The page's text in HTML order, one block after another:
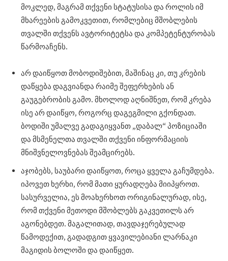
მოკლედ, მაგრამ თქვენი სტატუსისა და როლის იმ
მხარეების გამოკვეთით, რომლებიც მშობლების
თვალში თქვენს ავტორიტეტსა და კომპეტენტურობას
წარმოაჩენს.
არ დაიწყოთ მობოდიშებით, მაშინაც კი, თუ კრების
დაწყება დაგვიანდა რაიმე შეფერხების ან
გაუგებრობის გამო. მხოლოდ აღნიშნეთ, რომ კრება
ისე არ დაიწყო, როგორც დაგეგმილი გქონდათ.
ბოდიში უმალვე გადაგიყვანთ „დაბალ“ პოზიციაში
და მსმენელთა თვალში თქვენი ინფორმაციის
მნიშვნელოვნებას შეამცირებს.
აჯობებს, საუბარი დაიწყოთ, როცა ყველა გაჩუმდება.
იპოვეთ ხერხი, რომ მათი ყურადღება მიიპყროთ.
სასურველია, ეს მოახერხოთ ორიგინალურად, ისე,
რომ თქვენი მეთოდი მშობლებს გაკვეთილს არ
აგონებდეთ. მაგალითად, თავდაჯერებულად
წამოდექით, გადადგით ყვავილებიანი ლარნაკი
მაგიდის ბოლოში და დაიწყეთ.